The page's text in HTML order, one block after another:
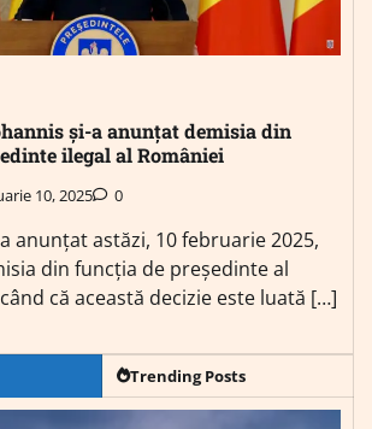
și-a anunțat demisia din
ilegal al României
10, 2025 0
anunțat astăzi, 10 februarie 2025,
din funcția de președinte al
că această decizie este luată […]
Trending Posts